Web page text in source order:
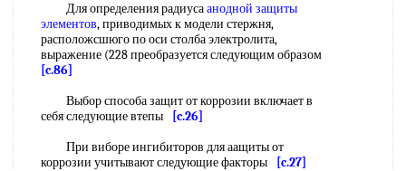
Для определения радиусаанодной защиты
элементов, приводимых к модели стержня,
расположсшюго по оси столба электролита,
выражение (228 преобразуется следующим образом
[c.86]
Выбор способа защит от коррозии включает в
себя следующие втепы
[c.26]
При виборе ингибиторов для аащиты от
коррозии учитывают следующие факторы
[c.27]